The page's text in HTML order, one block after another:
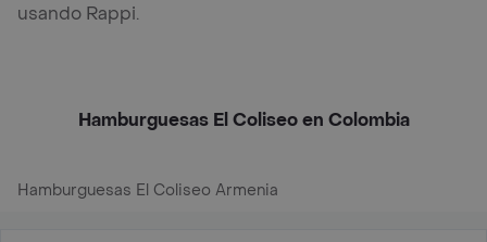
usando Rappi.
Hamburguesas El Coliseo en Colombia
Hamburguesas El Coliseo Armenia